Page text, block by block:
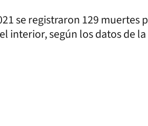
se registraron 129 muertes
interior, según los datos de